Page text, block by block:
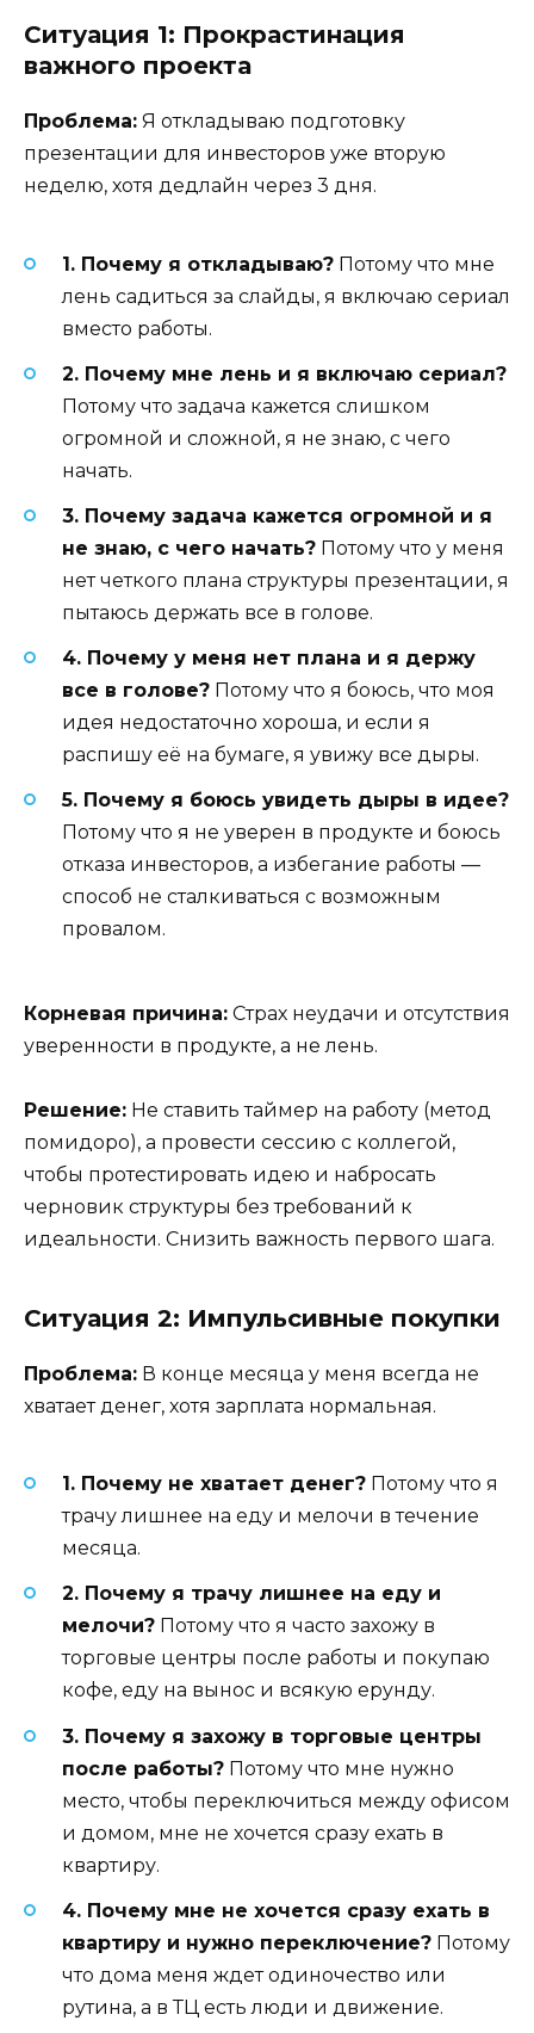
Ситуация 1: Прокрастинация
важного проекта
Проблема: Я откладываю подготовку
презентации для инвесторов уже вторую
неделю, хотя дедлайн через 3 дня.
1. Почему я откладываю? Потому что мне
лень садиться за слайды, я включаю сериал
вместо работы.
2. Почему мне лень и я включаю сериал?
Потому что задача кажется слишком
огромной и сложной, я не знаю, с чего
начать.
3. Почему задача кажется огромной и я
не знаю, с чего начать? Потому что у меня
нет четкого плана структуры презентации, я
пытаюсь держать все в голове.
4. Почему у меня нет плана и я держу
все в голове? Потому что я боюсь, что моя
идея недостаточно хороша, и если я
распишу её на бумаге, я увижу все дыры.
5. Почему я боюсь увидеть дыры в идее?
Потому что я не уверен в продукте и боюсь
отказа инвесторов, а избегание работы —
способ не сталкиваться с возможным
провалом.
Корневая причина: Страх неудачи и отсутствия
уверенности в продукте, а не лень.
Решение: Не ставить таймер на работу (метод
помидоро), а провести сессию с коллегой,
чтобы протестировать идею и набросать
черновик структуры без требований к
идеальности. Снизить важность первого шага.
Ситуация 2: Импульсивные покупки
Проблема: В конце месяца у меня всегда не
хватает денег, хотя зарплата нормальная.
1. Почему не хватает денег? Потому что я
трачу лишнее на еду и мелочи в течение
месяца.
2. Почему я трачу лишнее на еду и
мелочи? Потому что я часто захожу в
торговые центры после работы и покупаю
кофе, еду на вынос и всякую ерунду.
3. Почему я захожу в торговые центры
после работы? Потому что мне нужно
место, чтобы переключиться между офисом
и домом, мне не хочется сразу ехать в
квартиру.
4. Почему мне не хочется сразу ехать в
квартиру и нужно переключение? Потому
что дома меня ждет одиночество или
рутина, а в ТЦ есть люди и движение.